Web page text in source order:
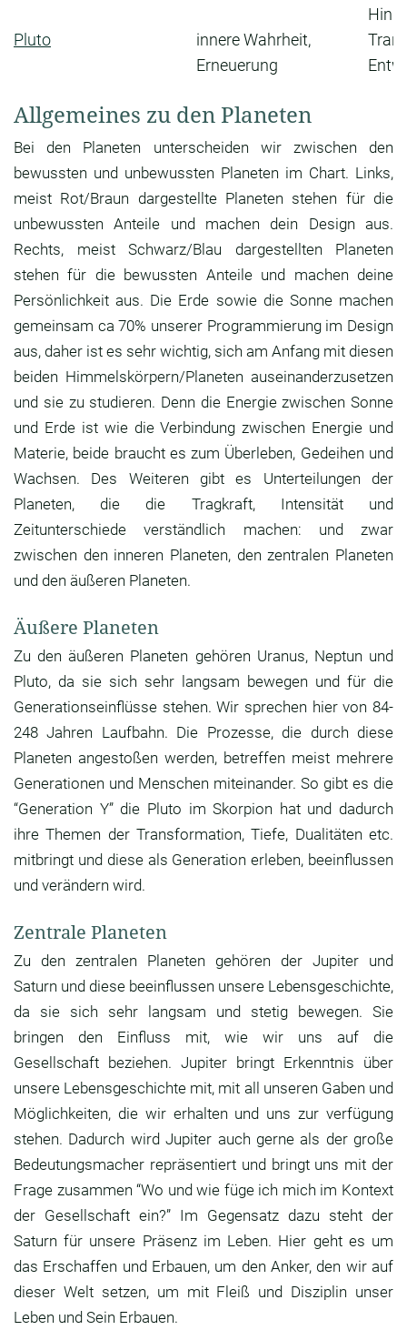
Pluto
innere Wahrheit,
Erneuerung
Allgemeines zu den Planeten
Bei den Planeten unterscheiden wir zwischen den
bewussten und unbewussten Planeten im Chart. Links,
meist Rot/Braun dargestellte Planeten stehen für die
unbewussten Anteile und machen dein Design aus.
Rechts, meist Schwarz/Blau dargestellten Planeten
stehen für die bewussten Anteile und machen deine
Persönlichkeit aus. Die Erde sowie die Sonne machen
gemeinsam ca 70% unserer Programmierung im Design
aus, daher ist es sehr wichtig, sich am Anfang mit diesen
beiden Himmelskörpern/Planeten auseinanderzusetzen
und sie zu studieren. Denn die Energie zwischen Sonne
und Erde ist wie die Verbindung zwischen Energie und
Materie, beide braucht es zum Überleben, Gedeihen und
Wachsen. Des Weiteren gibt es Unterteilungen der
Planeten, die die Tragkraft, Intensität und
Zeitunterschiede verständlich machen: und zwar
zwischen den inneren Planeten, den zentralen Planeten
und den äußeren Planeten.
Äußere Planeten
Zu den äußeren Planeten gehören Uranus, Neptun und
Pluto, da sie sich sehr langsam bewegen und für die
Generationseinflüsse stehen. Wir sprechen hier von 84-
248 Jahren Laufbahn. Die Prozesse, die durch diese
Planeten angestoßen werden, betreffen meist mehrere
Generationen und Menschen miteinander. So gibt es die
“Generation Y” die Pluto im Skorpion hat und dadurch
ihre Themen der Transformation, Tiefe, Dualitäten etc.
mitbringt und diese als Generation erleben, beeinflussen
und verändern wird.
Zentrale Planeten
Zu den zentralen Planeten gehören der Jupiter und
Saturn und diese beeinflussen unsere Lebensgeschichte,
da sie sich sehr langsam und stetig bewegen. Sie
bringen den Einfluss mit, wie wir uns auf die
Gesellschaft beziehen. Jupiter bringt Erkenntnis über
unsere Lebensgeschichte mit, mit all unseren Gaben und
Möglichkeiten, die wir erhalten und uns zur verfügung
stehen. Dadurch wird Jupiter auch gerne als der große
Bedeutungsmacher repräsentiert und bringt uns mit der
Frage zusammen “Wo und wie füge ich mich im Kontext
der Gesellschaft ein?” Im Gegensatz dazu steht der
Saturn für unsere Präsenz im Leben. Hier geht es um
das Erschaffen und Erbauen, um den Anker, den wir auf
dieser Welt setzen, um mit Fleiß und Disziplin unser
Leben und Sein Erbauen.